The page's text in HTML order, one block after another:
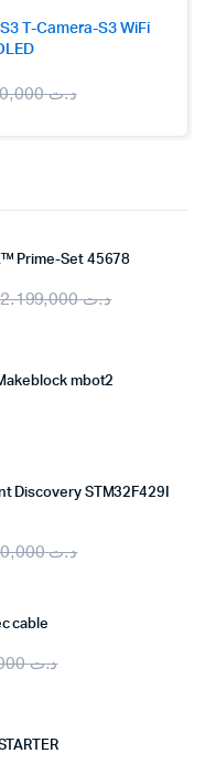
T-Camera-S3 WiFi
د.ت250,000
Prime-Set 45678
د.ت2.199,000
mbot2
Discovery STM32F429I
د.ت240,000
cable
د.ت69,000